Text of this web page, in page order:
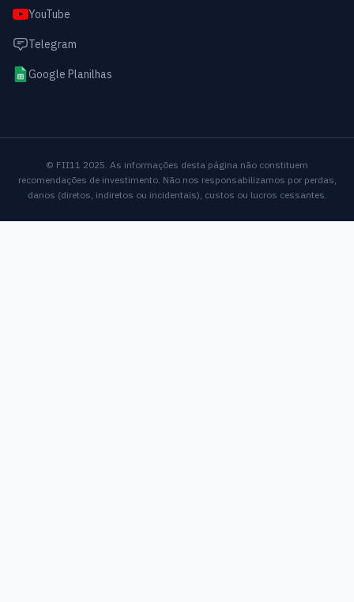
YouTube
Telegram
Google Planilhas
© FII11 2025. As informações desta página não constituem
recomendações de investimento. Não nos responsabilizamos por perdas,
danos (diretos, indiretos ou incidentais), custos ou lucros cessantes.